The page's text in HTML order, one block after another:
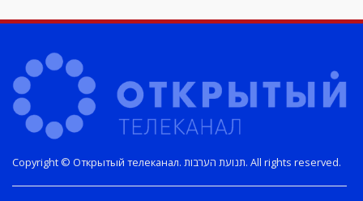
Copyright © Открытый телеканал. תנועת הערבות. All rights reserved.